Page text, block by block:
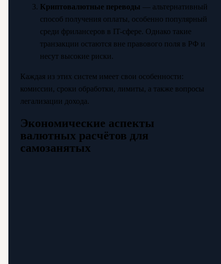
Криптовалютные переводы — альтернативный
способ получения оплаты, особенно популярный
среди фрилансеров в IT-сфере. Однако такие
транзакции остаются вне правового поля в РФ и
несут высокие риски.
Каждая из этих систем имеет свои особенности:
комиссии, сроки обработки, лимиты, а также вопросы
легализации дохода.
Экономические аспекты
валютных расчётов для
самозанятых